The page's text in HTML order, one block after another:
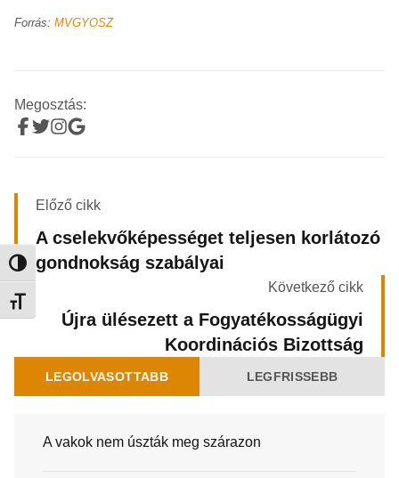
Nagy kontraszt váltása
Betűméret váltása
Forrás: MVGYOSZ
Megosztás:
Előző cikk
A cselekvőképességet teljesen korlátozó
gondnokság szabályai
Következő cikk
Újra ülésezett a Fogyatékosságügyi
Koordinációs Bizottság
LEGOLVASOTTABB LEGFRISSEBB
A vakok nem úszták meg szárazon